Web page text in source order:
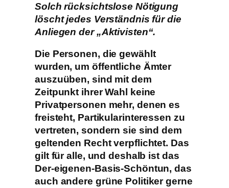
Solch rücksichtslose Nötigung
löscht jedes Verständnis für die
Anliegen der „Aktivisten“.
Die Personen, die gewählt
wurden, um öffentliche Ämter
auszuüben, sind mit dem
Zeitpunkt ihrer Wahl keine
Privatpersonen mehr, denen es
freisteht, Partikularinteressen zu
vertreten, sondern sie sind dem
geltenden Recht verpflichtet. Das
gilt für alle, und deshalb ist das
Der-eigenen-Basis-Schöntun, das
auch andere grüne Politiker gerne